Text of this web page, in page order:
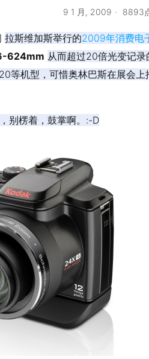
9 1 月, 2009 8893
拉斯维加斯举行的2009年消费电
624mm 从而超过20倍光变记
等机型，可惜奥林巴斯在展会上
别楞着，鼓掌啊。:-D